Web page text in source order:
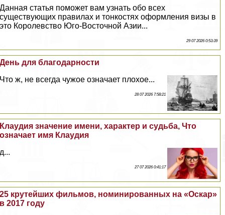
Данная статья поможет вам узнать обо всех
существующих правилах и тонкостях оформления визы в
это Королевство Юго-Восточной Азии...
29 07 2026 0:53:39
День для благодарности
Что ж, не всегда чужое означает плохое...
28 07 2026 7:58:21
Клаудия значение имени, хаpaктер и судьба, Что
означает имя Клаудия
д...
27 07 2026 0:41:17
25 крутейших фильмов, номинированных на «Оскар»
в 2017 году